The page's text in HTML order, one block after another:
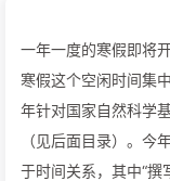
一年一度的寒假即将
寒假这个空闲时间集
年针对国家自然科学
（见后面目录）。今
于时间关系，其中“撰